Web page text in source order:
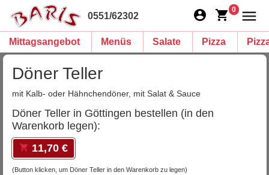
0551/62302
0
Mittagsangebot Menüs Salate Pizza
Döner Teller
mit Kalb- oder Hähnchendöner, mit Salat & Sauce
Döner Teller in Göttingen bestellen (in den
Warenkorb legen):
11,70 €
(Button klicken, um Döner Teller in den Warenkorb zu legen)